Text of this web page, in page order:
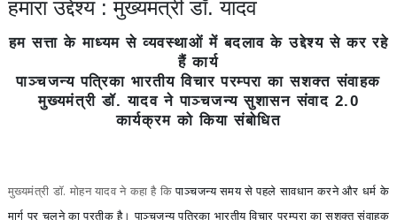
हमारा उद्देश्य : मुख्यमंत्री डॉ. यादव
हम सत्ता के माध्यम से व्यवस्थाओं में बदलाव के उद्देश्य से कर रहे
हैं कार्य
पाञ्चजन्य पत्रिका भारतीय विचार परम्परा का सशक्त संवाहक
मुख्यमंत्री डॉ. यादव ने पाञ्चजन्य सुशासन संवाद 2.0
कार्यक्रम को किया संबोधित
मुख्यमंत्री डॉ. मोहन यादव ने कहा है किपाञ्चजन्य समय से पहले सावधान करने और धर्म के
मार्ग पर चलने का प्रतीक है। पाञ्चजन्य पत्रिका भारतीय विचार परम्परा का सशक्त संवाहक